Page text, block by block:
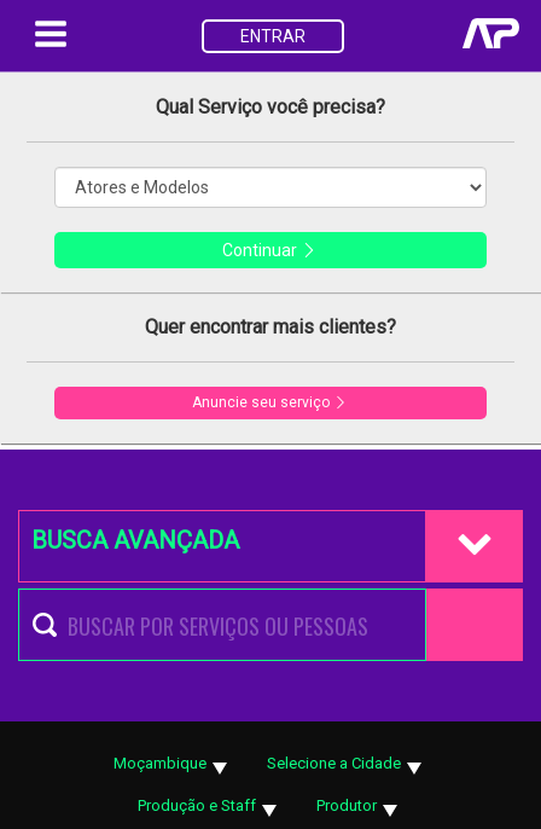
ENTRAR
Qual Serviço você precisa?
Continuar
Quer encontrar mais clientes?
Anuncie seu serviço
BUSCA AVANÇADA
Moçambique Selecione a Cidade
Produção e Staff Produtor